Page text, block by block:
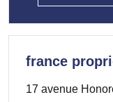
france
17 avenue